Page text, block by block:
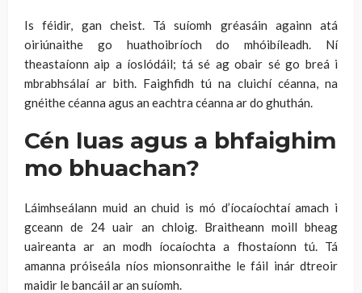
Is féidir, gan cheist. Tá suíomh gréasáin againn atá
oiriúnaithe go huathoibríoch do mhóibíleadh. Ní
theastaíonn aip a íoslódáil; tá sé ag obair sé go breá i
mbrabhsálaí ar bith. Faighfidh tú na cluichí céanna, na
gnéithe céanna agus an eachtra céanna ar do ghuthán.
Cén luas agus a bhfaighim
mo bhuachan?
Láimhseálann muid an chuid is mó d’íocaíochtaí amach i
gceann de 24 uair an chloig. Braitheann moill bheag
uaireanta ar an modh íocaíochta a fhostaíonn tú. Tá
amanna próiseála níos mionsonraithe le fáil inár dtreoir
maidir le bancáil ar an suíomh.